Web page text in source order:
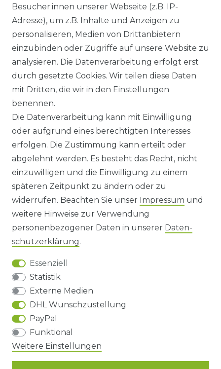
GEWERBETREIBENDE?
HILFE
KONTAKT
ANFAHRT
WIDERRUFS­FORMULAR
HINWEISE ZUR BATTERIEENTSORGUNG
IMPRESSUM
AGB UND KUNDENINFORMATIONEN
DATENSCHUTZERKLÄRUNG
BARRIEREFREIHEIT
Impressum Daten­schutz­erklärung
Barrierefreiheitserklärung
Besucher:innen unserer Webseite (z.B. IP-
Adresse), um z.B. Inhalte und Anzeigen zu
personalisieren, Medien von Drittanbietern
einzubinden oder Zugriffe auf unsere Website zu
analysieren. Die Datenverarbeitung erfolgt erst
durch gesetzte Cookies. Wir teilen diese Daten
mit Dritten, die wir in den Einstellungen
benennen.
Die Datenverarbeitung kann mit Einwilligung
oder aufgrund eines berechtigten Interesses
erfolgen. Die Zustimmung kann erteilt oder
abgelehnt werden. Es besteht das Recht, nicht
einzuwilligen und die Einwilligung zu einem
späteren Zeitpunkt zu ändern oder zu
widerrufen. Beachten Sie unser Impressum und
weitere Hinweise zur Verwendung
personenbezogener Daten in unserer Daten­
schutz­erklärung.
Essenziell
Statistik
Externe Medien
DHL Wunschzustellung
PayPal
Funktional
Weitere Einstellungen